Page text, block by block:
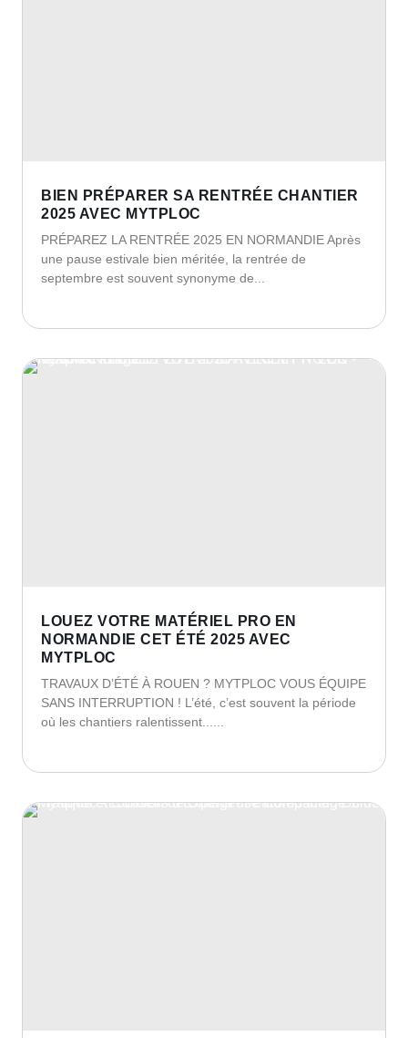
BIEN PRÉPARER SA RENTRÉE CHANTIER
2025 AVEC MYTPLOC
PRÉPAREZ LA RENTRÉE 2025 EN NORMANDIE Après
une pause estivale bien méritée, la rentrée de
septembre est souvent synonyme de...
LOUEZ VOTRE MATÉRIEL PRO EN
NORMANDIE CET ÉTÉ 2025 AVEC
MYTPLOC
TRAVAUX D’ÉTÉ À ROUEN ? MYTPLOC VOUS ÉQUIPE
SANS INTERRUPTION ! L’été, c’est souvent la période
où les chantiers ralentissent......